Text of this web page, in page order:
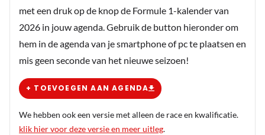
met een druk op de knop de Formule 1-kalender van
2026 in jouw agenda. Gebruik de button hieronder om
hem in de agenda van je smartphone of pc te plaatsen en
mis geen seconde van het nieuwe seizoen!
+ TOEVOEGEN AAN AGENDA
We hebben ook een versie met alleen de race en kwalificatie.
klik hier voor deze versie en meer uitleg.